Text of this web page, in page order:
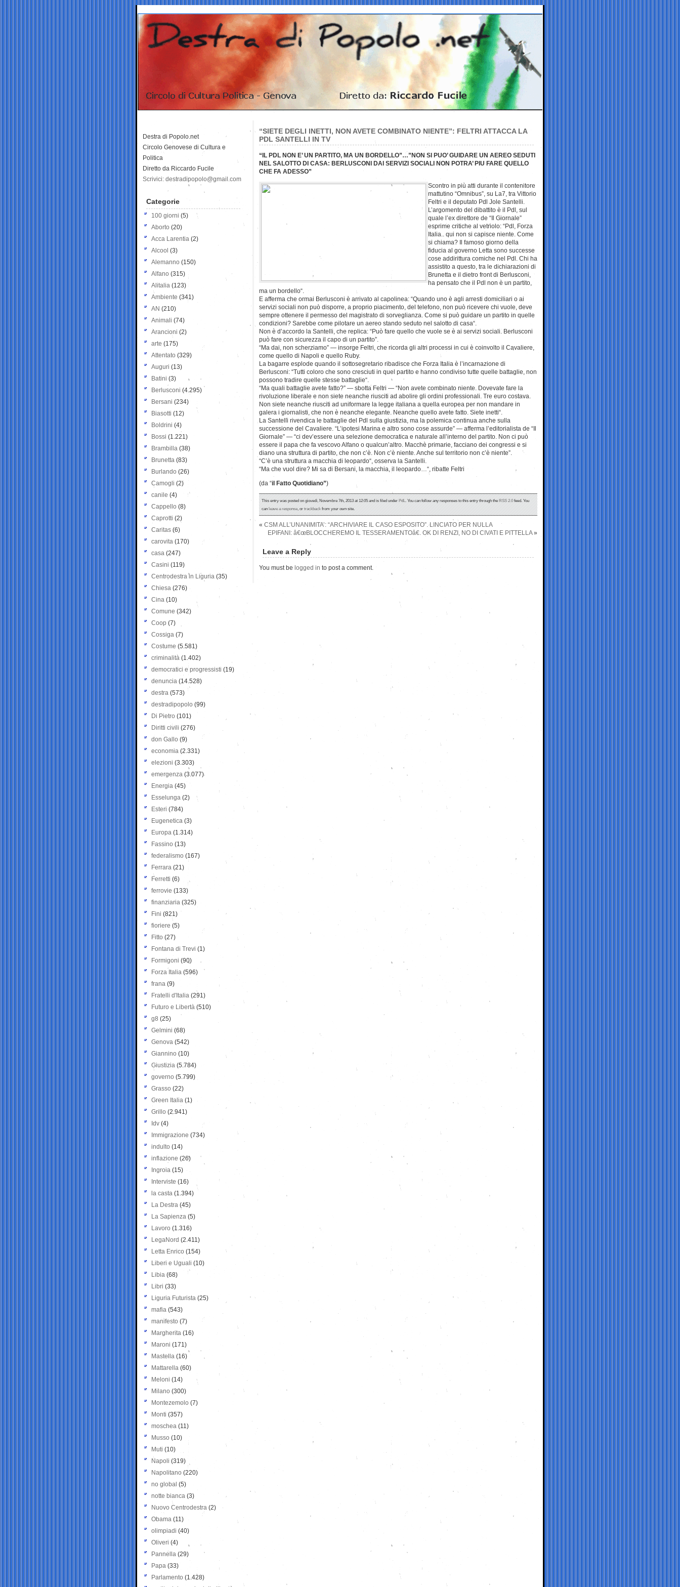
“SIETE DEGLI INETTI, NON AVETE COMBINATO NIENTE”: FELTRI ATTACCA LA
PDL SANTELLI IN TV
“IL PDL NON E’ UN PARTITO, MA UN BORDELLO”…”NON SI PUO’ GUIDARE UN AEREO SEDUTI
NEL SALOTTO DI CASA: BERLUSCONI DAI SERVIZI SOCIALI NON POTRA’ PIU FARE QUELLO
CHE FA ADESSO”
Scontro in più atti durante il contenitore
mattutino “Omnibus”, su La7, tra Vittorio
Feltri e il deputato Pdl Jole Santelli.
L’argomento del dibattito è il Pdl, sul
quale l’ex direttore de “Il Giornale”
esprime critiche al vetriolo: “Pdl, Forza
Italia.. qui non si capisce niente. Come
si chiama? Il famoso giorno della
fiducia al governo Letta sono successe
cose addirittura comiche nel Pdl. Chi ha
assistito a questo, tra le dichiarazioni di
Brunetta e il dietro front di Berlusconi,
ha pensato che il Pdl non è un partito,
ma un bordello“.
E afferma che ormai Berlusconi è arrivato al capolinea: “Quando uno è agli arresti domiciliari o ai
servizi sociali non può disporre, a proprio piacimento, del telefono, non può ricevere chi vuole, deve
sempre ottenere il permesso del magistrato di sorveglianza. Come si può guidare un partito in quelle
condizioni? Sarebbe come pilotare un aereo stando seduto nel salotto di casa“.
Non è d’accordo la Santelli, che replica: “Può fare quello che vuole se è ai servizi sociali. Berlusconi
può fare con sicurezza il capo di un partito”.
“Ma dai, non scherziamo” — insorge Feltri, che ricorda gli altri processi in cui è coinvolto il Cavaliere,
come quello di Napoli e quello Ruby.
La bagarre esplode quando il sottosegretario ribadisce che Forza Italia è l’incarnazione di
Berlusconi: “Tutti coloro che sono cresciuti in quel partito e hanno condiviso tutte quelle battaglie, non
possono tradire quelle stesse battaglie“.
“Ma quali battaglie avete fatto?” — sbotta Feltri — “Non avete combinato niente. Dovevate fare la
rivoluzione liberale e non siete neanche riusciti ad abolire gli ordini professionali. Tre euro costava.
Non siete neanche riusciti ad uniformare la legge italiana a quella europea per non mandare in
galera i giornalisti, che non è neanche elegante. Neanche quello avete fatto. Siete inetti“.
La Santelli rivendica le battaglie del Pdl sulla giustizia, ma la polemica continua anche sulla
successione del Cavaliere. “L’ipotesi Marina e altro sono cose assurde” — afferma l’editorialista de “Il
Giornale” — “ci dev’essere una selezione democratica e naturale all’interno del partito. Non ci può
essere il papa che fa vescovo Alfano o qualcun’altro. Macchè primarie, facciano dei congressi e si
diano una struttura di partito, che non c’è. Non c’è niente. Anche sul territorio non c’è niente”.
“C’è una struttura a macchia di leopardo“, osserva la Santelli.
“Ma che vuol dire? Mi sa di Bersani, la macchia, il leopardo…“, ribatte Feltri
(da “il Fatto Quotidiano”)
This entry was posted on giovedì, Novembre 7th, 2013 at 12:05 and is filed underPdL. You can follow any responses to this entry through theRSS 2.0feed. You
canleave a response, ortrackbackfrom your own site.
« CSM ALL’UNANIMITA’: “ARCHIVIARE IL CASO ESPOSITO”. LINCIATO PER NULLA
EPIFANI: â€œBLOCCHEREMO IL TESSERAMENTOâ€. OK DI RENZI, NO DI CIVATI E PITTELLA»
Leave a Reply
You must be logged in to post a comment.
Destra di Popolo.net
Circolo Genovese di Cultura e
Politica
Diretto da Riccardo Fucile
Scrivici: destradipopolo@gmail.com
Categorie
100 giorni (5)
Aborto (20)
Acca Larentia (2)
Alcool (3)
Alemanno (150)
Alfano (315)
Alitalia (123)
Ambiente (341)
AN (210)
Animali (74)
Arancioni (2)
arte (175)
Attentato (329)
Auguri (13)
Batini (3)
Berlusconi (4.295)
Bersani (234)
Biasotti (12)
Boldrini (4)
Bossi (1.221)
Brambilla (38)
Brunetta (83)
Burlando (26)
Camogli (2)
canile (4)
Cappello (8)
Caprotti (2)
Caritas (6)
carovita (170)
casa (247)
Casini (119)
Centrodestra in Liguria (35)
Chiesa (276)
Cina (10)
Comune (342)
Coop (7)
Cossiga (7)
Costume (5.581)
criminalità (1.402)
democratici e progressisti (19)
denuncia (14.528)
destra (573)
destradipopolo (99)
Di Pietro (101)
Diritti civili (276)
don Gallo (9)
economia (2.331)
elezioni (3.303)
emergenza (3.077)
Energia (45)
Esselunga (2)
Esteri (784)
Eugenetica (3)
Europa (1.314)
Fassino (13)
federalismo (167)
Ferrara (21)
Ferretti (6)
ferrovie (133)
finanziaria (325)
Fini (821)
fioriere (5)
Fitto (27)
Fontana di Trevi (1)
Formigoni (90)
Forza Italia (596)
frana (9)
Fratelli d'Italia (291)
Futuro e Libertà (510)
g8 (25)
Gelmini (68)
Genova (542)
Giannino (10)
Giustizia (5.784)
governo (5.799)
Grasso (22)
Green Italia (1)
Grillo (2.941)
Idv (4)
Immigrazione (734)
indulto (14)
inflazione (26)
Ingroia (15)
Interviste (16)
la casta (1.394)
La Destra (45)
La Sapienza (5)
Lavoro (1.316)
LegaNord (2.411)
Letta Enrico (154)
Liberi e Uguali (10)
Libia (68)
Libri (33)
Liguria Futurista (25)
mafia (543)
manifesto (7)
Margherita (16)
Maroni (171)
Mastella (16)
Mattarella (60)
Meloni (14)
Milano (300)
Montezemolo (7)
Monti (357)
moschea (11)
Musso (10)
Muti (10)
Napoli (319)
Napolitano (220)
no global (5)
notte bianca (3)
Nuovo Centrodestra (2)
Obama (11)
olimpiadi (40)
Oliveri (4)
Pannella (29)
Papa (33)
Parlamento (1.428)